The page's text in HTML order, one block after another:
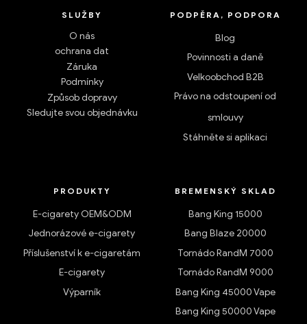
SLUŽBY
O nás
ochrana dat
Záruka
Podmínky
Způsob dopravy
Sledujte svou objednávku
PODPĚRA, PODPORA
Blog
Povinnosti a daně
Velkoobchod B2B
Právo na odstoupení od
smlouvy
Stáhněte si aplikaci
PRODUKTY
E-cigarety OEM&ODM
Jednorázové e-cigarety
Příslušenství k e-cigaretám
E-cigarety
Výparník
BREMENSKÝ SKLAD
Bang King 15000
Bang Blaze 20000
Tornádo RandM 7000
Tornádo RandM 9000
Bang King 45000 Vape
Bang King 50000 Vape